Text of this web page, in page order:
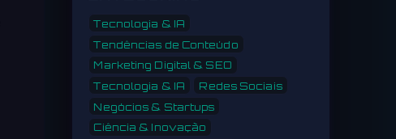
Tecnologia & IA
Tendências de Conteúdo
Marketing Digital & SEO
Tecnologia & IA
Redes Sociais
Negócios & Startups
Ciência & Inovação